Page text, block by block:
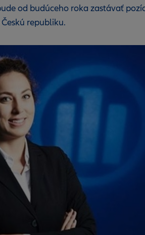
od budúceho roka zastávať
republiku.